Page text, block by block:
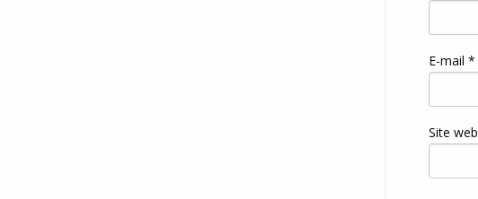
E-mail *
Site web